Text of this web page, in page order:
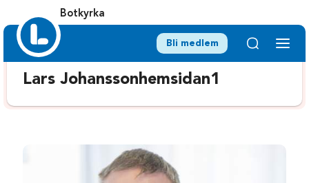
Botkyrka
Bli medlem
Lars Johanssonhemsidan1